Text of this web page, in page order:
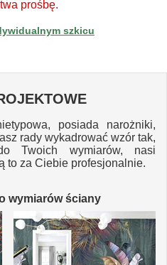
prośbę.
szkicu
posiada narożniki,
rady wykadrować wzór tak,
Twoich wymiarów, nasi
to za Ciebie profesjonalnie.
wymiarów ściany